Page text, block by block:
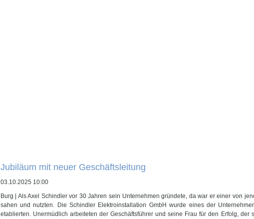
Jubiläum mit neuer Geschäftsleitung
03.10.2025 10:00
Burg | Als Axel Schindler vor 30 Jahren sein Unternehmen gründete, da war er einer von
sahen und nutzten. Die Schindler Elektroinstallation GmbH wurde eines der
etablierten. Unermüdlich arbeiteten der Geschäftsführer und seine Frau für den Erfolg, der